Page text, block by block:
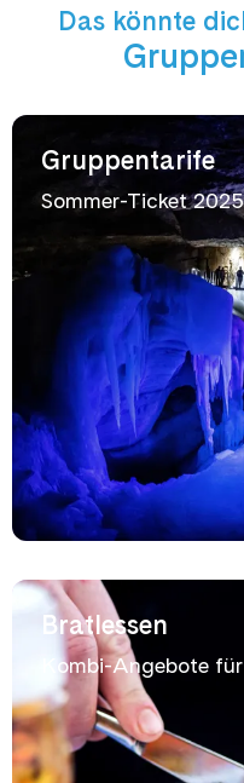
Das könnte
Gruppentarife
Sommer-Ticket 2025
Bratlessen
Kombi-Angebote